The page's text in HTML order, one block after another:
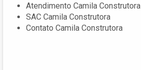
Atendimento Camila Construtora
SAC Camila Construtora
Contato Camila Construtora